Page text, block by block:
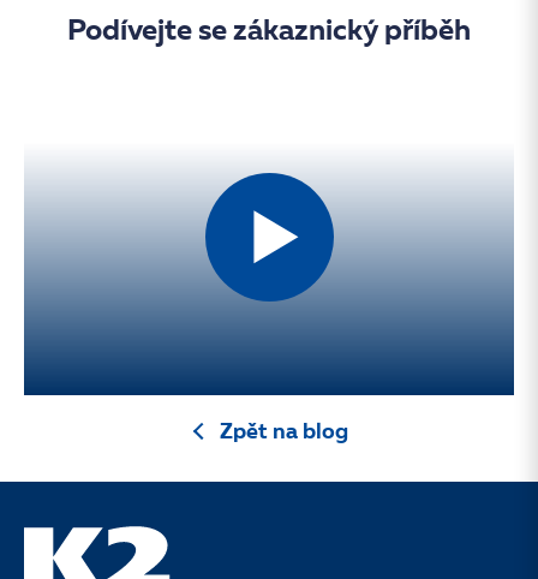
Podívejte se zákaznický příběh
Zpět na blog